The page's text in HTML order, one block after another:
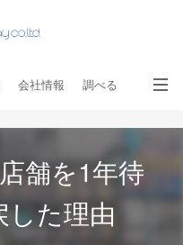
会社情報 調べる
舗を1年待
た理由